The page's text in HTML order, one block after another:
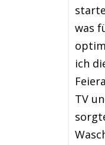
was
ich
TV